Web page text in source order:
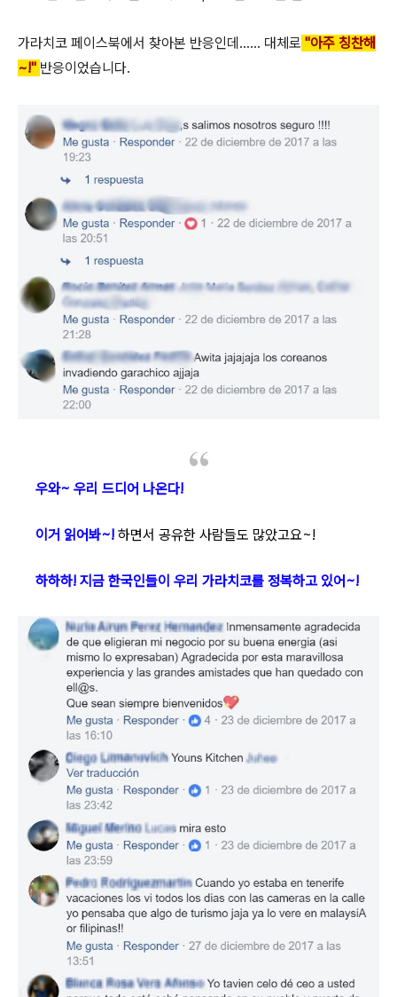
가라치코 페이스북에서 찾아본 반응인데...... 대체로 "아주 칭찬해
~!" 반응이었습니다.
우와~ 우리 드디어 나온다!
이거 읽어봐~! 하면서 공유한 사람들도 많았고요~!
하하하! 지금 한국인들이 우리 가라치코를 정복하고 있어~!